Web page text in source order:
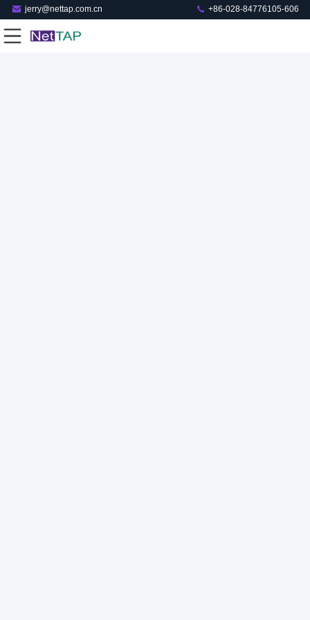
jerry@nettap.com.cn +86-028-84776105-606